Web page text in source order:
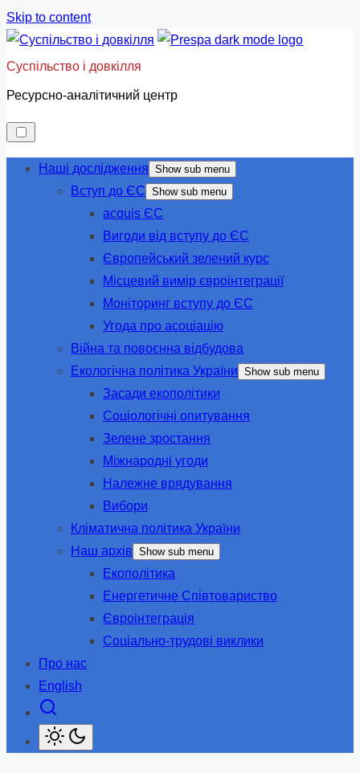
Skip to content
Суспільство і довкілля
Ресурсно-аналітичний центр
Наші дослідження Show sub menu
Вступ до ЄС Show sub menu
acquis ЄС
Вигоди від вступу до ЄС
Європейський зелений курс
Місцевий вимір євроінтеграції
Моніторинг вступу до ЄС
Угода про асоціацію
Війна та повоєнна відбудова
Екологічна політика України Show sub menu
Засади екополітики
Соціологічні опитування
Зелене зростання
Міжнародні угоди
Належне врядування
Вибори
Кліматична політика України
Наш архів Show sub menu
Екополітика
Енергетичне Співтовариство
Євроінтеграція
Соціально-трудові виклики
Про нас
English